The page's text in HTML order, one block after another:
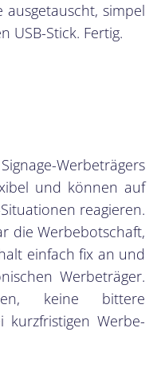
simpel
USB-Stick. Fertig.
Werbeträgers
und können auf
reagieren.
die Werbebotschaft,
einfach fix an und
Werbeträger.
keine bittere
kurzfristigen Werbe-